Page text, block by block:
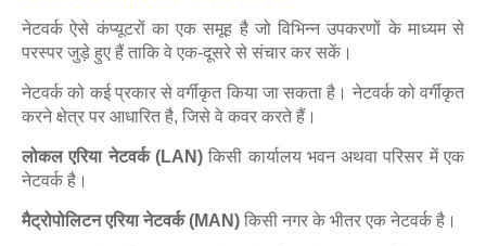
नेटवर्क ऐसे कंप्यूटरों का एक समूह है जो विभिन्न उपकरणों के माध्यम से
परस्पर जुड़े हुए हैं ताकि वे एक-दूसरे से संचार कर सकें।
नेटवर्क को कई प्रकार से वर्गीकृत किया जा सकता है। नेटवर्क को वर्गीकृत
करने क्षेत्र पर आधारित है, जिसे वे कवर करते हैं।
लोकल एरिया नेटवर्क (LAN)किसी कार्यालय भवन अथवा परिसर में एक
नेटवर्क है।
मैट्रोपोलिटन एरिया नेटवर्क (MAN) किसी नगर के भीतर एक नेटवर्क है।